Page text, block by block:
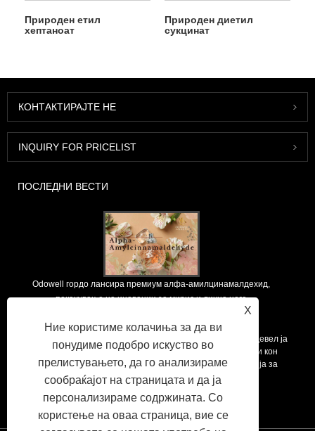
Природен етил
хептаноат
Природен диетил
сукцинат
КОНТАКТИРАЈТЕ НЕ
INQUIRY FOR PRICELIST
ПОСЛЕДНИ ВЕСТИ
Odowell гордо лансира премиум алфа-амилцинамалдехид,
покачување на иновации за мирис и лична нега
Како водечки глобален снабдувач на суровини на мириси, Одевел ја
поддржува основната филозофија на „иновации, насочени кон
квалитетот“, постојано испорачувајќи супериорни решенија за
мирис на клиентите ширум светот.
X
Ние користиме колачиња за да ви
понудиме подобро искуство во
прелистувањето, да го анализираме
сообраќајот на страницата и да ја
персонализираме содржината. Со
користење на оваа страница, вие се